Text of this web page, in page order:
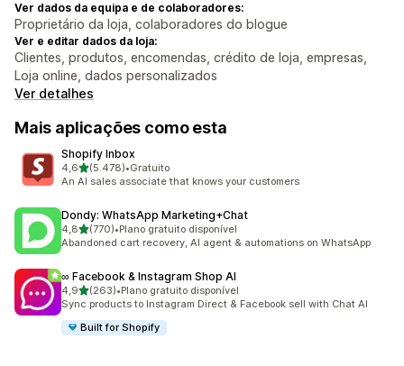
Ver dados da equipa e de colaboradores:
Proprietário da loja, colaboradores do blogue
Ver e editar dados da loja:
Clientes, produtos, encomendas, crédito de loja, empresas,
Loja online, dados personalizados
Ver detalhes
Mais aplicações como esta
Shopify Inbox
4,6de 5 estrelas
(5.478)
5478 total de avaliações
•Gratuito
An AI sales associate that knows your customers
Dondy: WhatsApp Marketing+Chat
4,8de 5 estrelas
(770)
770 total de avaliações
•Plano gratuito disponível
Abandoned cart recovery, AI agent & automations on WhatsApp
∞ Facebook & Instagram Shop AI
4,9de 5 estrelas
(263)
263 total de avaliações
•Plano gratuito disponível
Sync products to Instagram Direct & Facebook sell with Chat AI
Built for Shopify